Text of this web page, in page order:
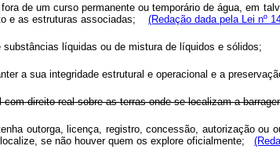
de um curso permanente ou temporário de água, em
e as estruturas associadas; (Redação dada pela Lei nº
substâncias líquidas ou de mistura de líquidos e sólidos;
a sua integridade estrutural e operacional e a
direito real sobre as terras onde se localizam a
outorga, licença, registro, concessão, autorização
se não houver quem os explore oficialmente;